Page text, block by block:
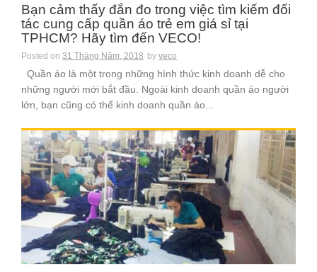
Bạn cảm thấy đắn đo trong việc tìm kiếm đối
tác cung cấp quần áo trẻ em giá sỉ tại
TPHCM? Hãy tìm đến VECO!
Posted on 31 Tháng Năm, 2018 by veco
Quần áo là một trong những hình thức kinh doanh dễ cho
những người mới bắt đầu. Ngoài kinh doanh quần áo người
lớn, bạn cũng có thể kinh doanh quần áo...